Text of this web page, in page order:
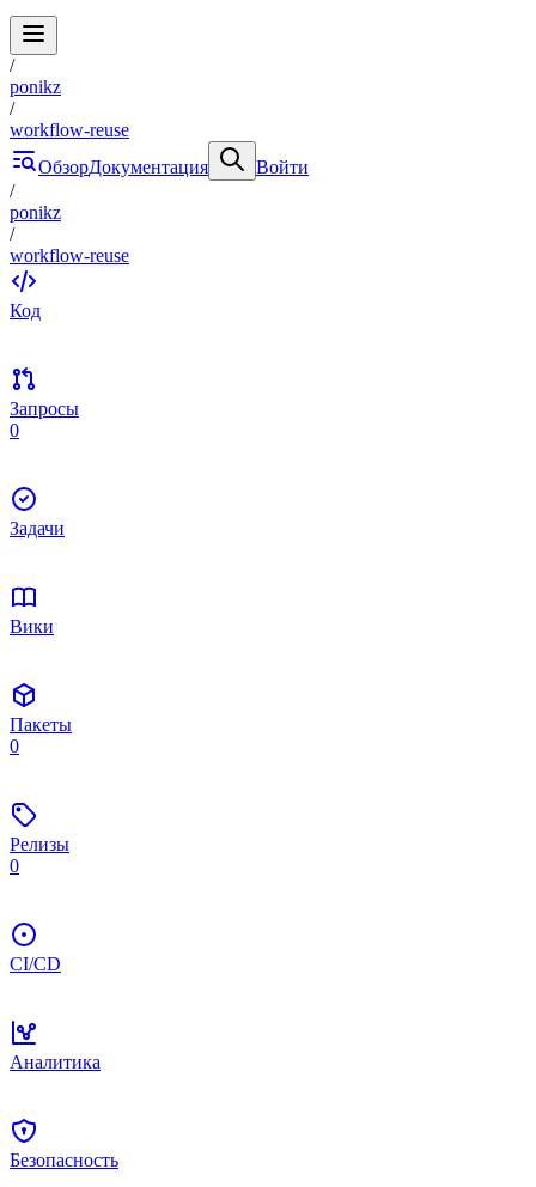
/
ponikz
/
workflow-reuse
ОбзорДокументация
Войти
/
ponikz
/
workflow-reuse
Код
Запросы
0
Задачи
Вики
Пакеты
0
Релизы
0
CI/CD
Аналитика
Безопасность